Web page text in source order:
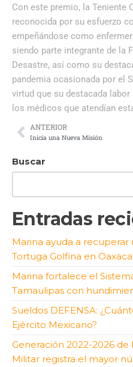
Con este premio, la Teniente
reconocida por su esfuerzo
empeñándose como
siendo parte integrante de la
Desastre, así como su
pandemia ocasionada por el
virtud que su destacada
los médicos que atendían
ANTERIOR
Inicia una Nueva Misión
Buscar
Entradas
Marina ayuda a recuperar
Tortuga Golfina en Oaxaca
Marina fortalece el
Tamaulipas con
Sueldos DEFENSA:
Ejército Mexicano?
Generación 2022-2026 de
Militar registra el mayor